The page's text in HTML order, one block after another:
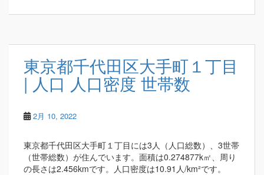
東京都千代田区大手町１丁目
| 人口 人口密度 世帯数
2月 10, 2022
東京都千代田区大手町１丁目には3人（人口総数）、3世帯
（世帯総数）が住んでいます。面積は0.274877k㎡、周り
の長さは2.456kmです。人口密度は10.91人/km²です。